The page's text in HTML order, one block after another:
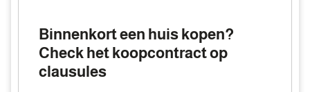
kopen?
Check
koopcontract
Binnenkort een huis kopen?
Check het koopcontract op
clausules